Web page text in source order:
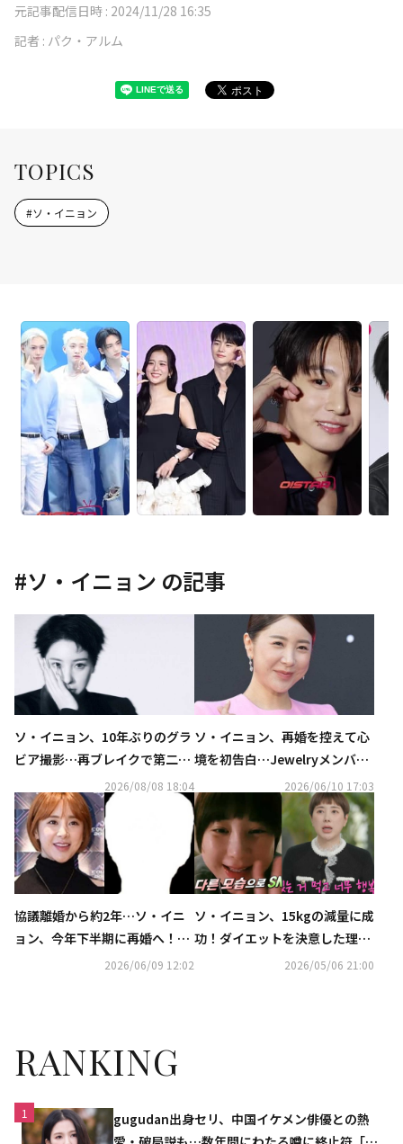
元記事配信日時 : 2024/11/28 16:35
記者 : パク・アルム
TOPICS
#ソ・イニョン
#ソ・イニョン の記事
ソ・イニョン、10年ぶりのグラ
ビア撮影…再ブレイクで第二の
2026/08/08 18:04
ソ・イニョン、再婚を控えて心
境を初告白…Jewelryメンバー
や2世の計画にも言及（動画あ
り）
2026/06/10 17:03
協議離婚から約2年…ソ・イニ
ョン、今年下半期に再婚へ！お
相手への関心高まる2026/06/09 12:02
ソ・イニョン、15kgの減量に成
功！ダイエットを決意した理由
とは「記事を見てびっくりし
2026/05/06 21:00
RANKING
1
gugudan出身セリ、中国イケメン俳優との熱